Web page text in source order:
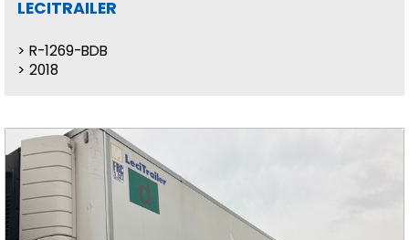
LECITRAILER
R-1269-BDB
2018